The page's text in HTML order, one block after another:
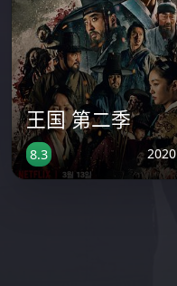
王国 第二季
8.3 2020